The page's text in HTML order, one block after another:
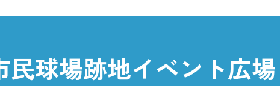
民球場跡地イベント広場